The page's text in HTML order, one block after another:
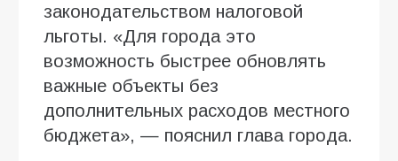
законодательством налоговой
льготы. «Для города это
возможность быстрее обновлять
важные объекты без
дополнительных расходов местного
бюджета», — пояснил глава города.